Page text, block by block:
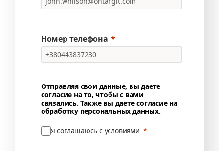
Номер телефона
Отправляя свои данные, вы даете
согласие на то, чтобы с вами
связались. Также вы даете согласие на
обработку персональных данных.
Я соглашаюсь с условиями